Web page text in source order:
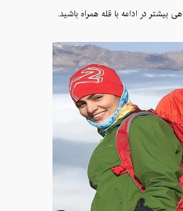
بیشتر در ادامه با قله همراه باشید.